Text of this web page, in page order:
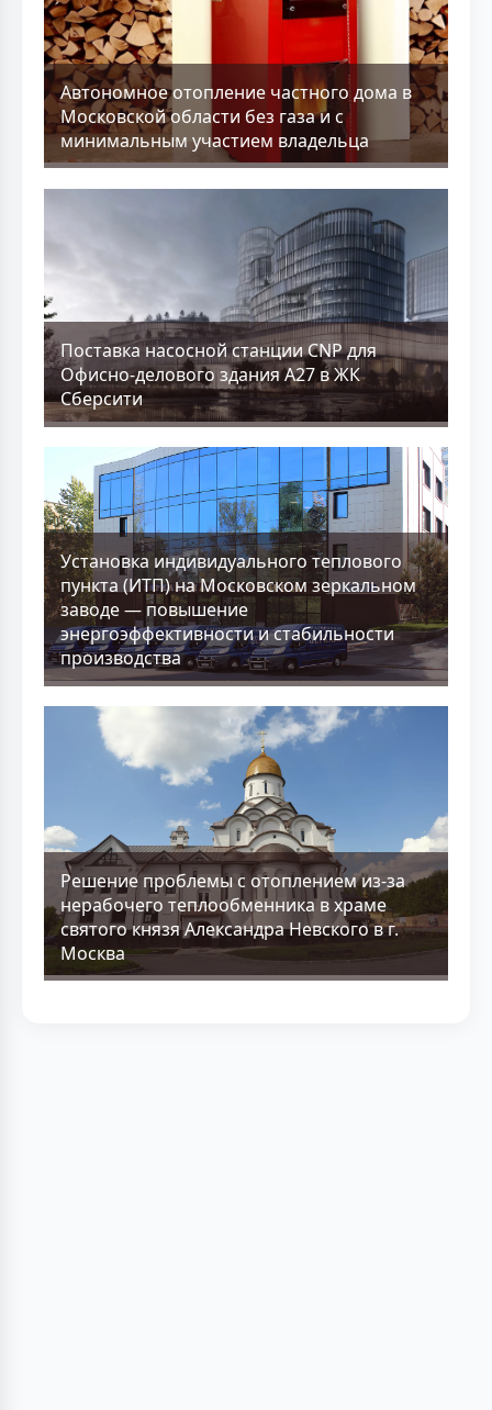
Aвтономное отопление частного дома в
Московской области без газа и с
минимальным участием владельца
Поставка насосной станции CNP для
Офисно-делового здания А27 в ЖК
Сберсити
Установка индивидуального теплового
пункта (ИТП) на Московском зеркальном
заводе — повышение
энергоэффективности и стабильности
производства
Решение проблемы с отоплением из-за
нерабочего теплообменника в храме
святого князя Александра Невского в г.
Москва